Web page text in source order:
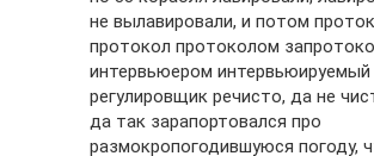
не вылавировали, и потом
протокол протоколом
интервьюером интервьюируемый
регулировщик речисто, да не
да так зарапортовался про
размокропогодившуюся погоду,